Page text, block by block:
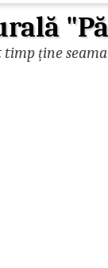
ține